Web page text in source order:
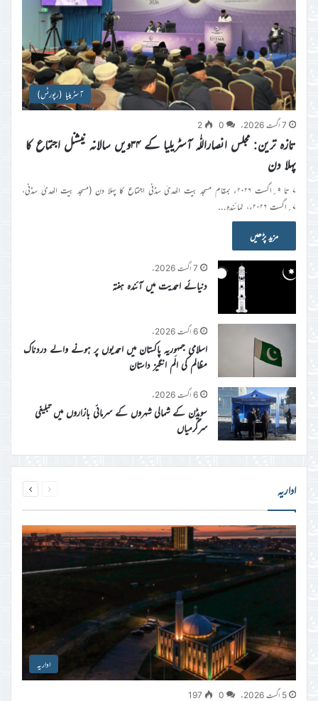
آسٹریلیا (رپورٹس)
7 اگست 2026ء 0
2
تازہ ترین: مجلس انصاراللّٰہ آسٹریلیا کے ۳۴ویں سالانہ نیشنل اجتماع کا
پہلا دن
۷ تا ۹؍اگست ۲۰۲۶ء بمقام مسجد بیت الھدیٰ سڈنی اجتماع کا پہلا دن (مسجد بیت الھدیٰ سڈنی،
۷؍اگست ۲۰۲۶ء، نمائندہ…
مزید پڑھیں
7 اگست 2026ء
دنیائے احمدیت میں آئندہ ہفتہ
6 اگست 2026ء
اسلامی جمہوریہ پاکستان میں احمدیوں پر ہونے والے دردناک
مظالم کی الَم انگیز داستان
6 اگست 2026ء
سویڈن کے شمالی شہروں کے سرمائی بازاروں میں تبلیغی
سرگرمیاں
اداریہ
Next
اداریہ
5 اگست 2026ء 0
197